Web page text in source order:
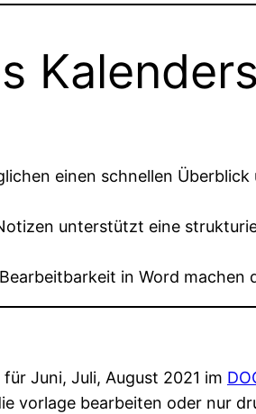
Kalenders
einen schnellen
unterstützt eine
in Word machen
Juni, Juli, August 2021 im
vorlage bearbeiten oder nur